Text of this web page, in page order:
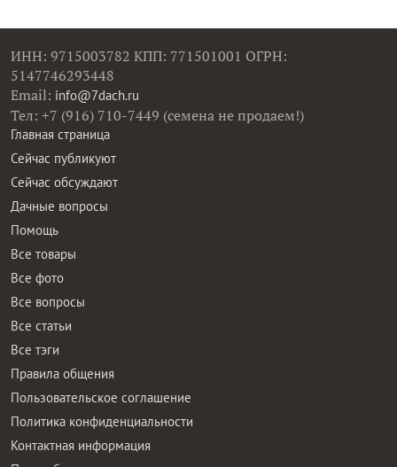
ИНН: 9715003782 КПП: 771501001 ОГРН:
5147746293448
Email: info@7dach.ru
Тел: +7 (916) 710-7449 (семена не продаем!)
Главная страница
Сейчас публикуют
Сейчас обсуждают
Дачные вопросы
Помощь
Все товары
Все фото
Все вопросы
Все статьи
Все тэги
Правила общения
Пользовательское соглашение
Политика конфиденциальности
Контактная информация